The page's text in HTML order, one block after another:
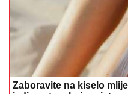
Zaboravite na kiselo